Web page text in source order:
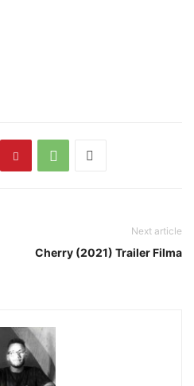
Next article
Cherry (2021) Trailer Filma